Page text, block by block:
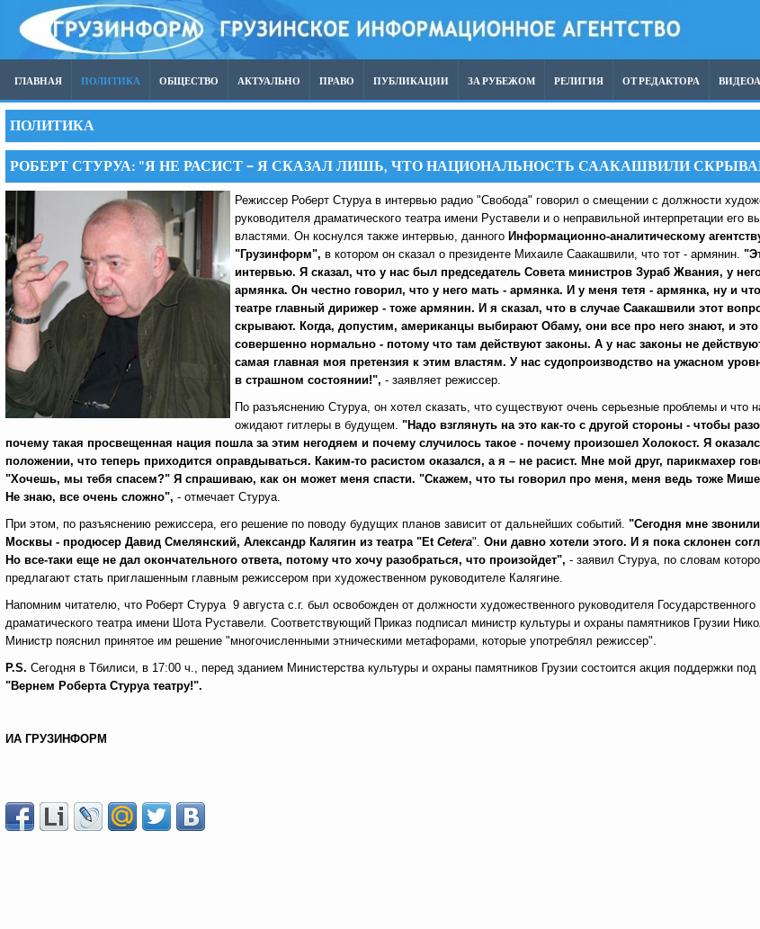
ГЛАВНАЯ ПОЛИТИКА ОБЩЕСТВО АКТУАЛЬНО ПРАВО ПУБЛИКАЦИИ ЗА РУБЕЖОМ РЕЛИГИЯ ОТ РЕДАКТОРА
ПОЛИТИКА
РОБЕРТ СТУРУА: "Я НЕ РАСИСТ – Я СКАЗАЛ ЛИШЬ, ЧТО НАЦИОНАЛЬНОСТЬ СААКАШВИЛИ
Режиссер Роберт Стуруа в интервью радио "Свобода" говорил о смещении с должности
руководителя драматического театра имени Руставели и о неправильной интерпретации его
властями. Он коснулся также интервью, данного Информационно-аналитическому
"Грузинформ", в котором он сказал о президенте Михаиле Саакашвили, что тот - армянин.
интервью. Я сказал, что у нас был председатель Совета министров Зураб Жвания, у
армянка. Он честно говорил, что у него мать - армянка. И у меня тетя - армянка, ну и
театре главный дирижер - тоже армянин. И я сказал, что в случае Саакашвили этот
скрывают. Когда, допустим, американцы выбирают Обаму, они все про него знают, и это
совершенно нормально - потому что там действуют законы. А у нас законы не
самая главная моя претензия к этим властям. У нас судопроизводство на ужасном
в страшном состоянии!", - заявляет режиссер.
По разъяснению Стуруа, он хотел сказать, что существуют очень серьезные проблемы и что
ожидают гитлеры в будущем. "Надо взглянуть на это как-то с другой стороны - чтобы
почему такая просвещенная нация пошла за этим негодяем и почему случилось такое - почему произошел Холокост. Я
положении, что теперь приходится оправдываться. Каким-то расистом оказался, а я – не расист. Мне мой друг, парикмахер
"Хочешь, мы тебя спасем?" Я спрашиваю, как он может меня спасти. "Скажем, что ты говорил про меня, меня ведь тоже
Не знаю, все очень сложно", - отмечает Стуруа.
При этом, по разъяснению режиссера, его решение по поводу будущих планов зависит от дальнейших событий. "Сегодня мне
Москвы - продюсер Давид Смелянский, Александр Калягин из театра "Et Сetera". Они давно хотели этого. И я пока склонен
Но все-таки еще не дал окончательного ответа, потому что хочу разобраться, что произойдет", - заявил Стуруа, по словам
предлагают стать приглашенным главным режиссером при художественном руководителе Калягине.
Напомним читателю, что Роберт Стуруа 9 августа с.г. был освобожден от должности художественного руководителя Государственного
драматического театра имени Шота Руставели. Соответствующий Приказ подписал министр культуры и охраны памятников Грузии
Министр пояснил принятое им решение "многочисленными этническими метафорами, которые употреблял режиссер".
P.S. Сегодня в Тбилиси, в 17:00 ч., перед зданием Министерства культуры и охраны памятников Грузии состоится акция поддержки под
"Вернем Роберта Стуруа театру!".
ИА ГРУЗИНФОРМ